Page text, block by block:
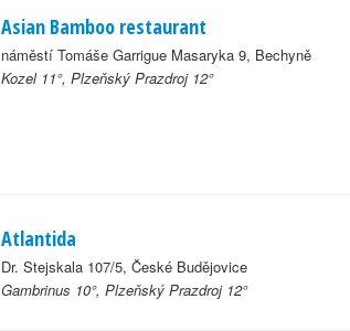
Asian Bamboo restaurant
náměstí Tomáše Garrigue Masaryka 9, Bechyně
Kozel 11°, Plzeňský Prazdroj 12°
Atlantida
Dr. Stejskala 107/5, České Budějovice
Gambrinus 10°, Plzeňský Prazdroj 12°